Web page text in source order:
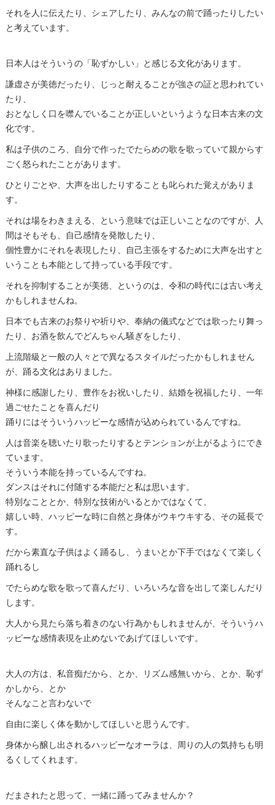
それを人に伝えたり、シェアしたり、みんなの前で踊ったりしたい
と考えています。
日本人はそういうの「恥ずかしい」と感じる文化があります。
謙虚さが美徳だったり、じっと耐えることが強さの証と思われてい
たり、
おとなしく口を噤んでいることが正しいというような日本古来の文
化です。
私は子供のころ、自分で作ったでたらめの歌を歌っていて親からす
ごく怒られたことがあります。
ひとりごとや、大声を出したりすることも叱られた覚えがありま
す。
それは場をわきまえる、という意味では正しいことなのですが、人
間はそもそも、自己感情を発散したり、
個性豊かにそれを表現したり、自己主張をするために大声を出すと
いうことも本能として持っている手段です。
それを抑制することが美徳、というのは、令和の時代には古い考え
かもしれませんね。
日本でも古来のお祭りや祈りや、奉納の儀式などでは歌ったり舞っ
たり、お酒を飲んでどんちゃん騒ぎをしたり、
上流階級と一般の人々とで異なるスタイルだったかもしれません
が、踊る文化はありました。
神様に感謝したり、豊作をお祝いしたり、結婚を祝福したり、一年
過ごせたことを喜んだり
踊りにはそういうハッピーな感情が込められているんですね。
人は音楽を聴いたり歌ったりするとテンションが上がるようにでき
ています。
そういう本能を持っているんですね。
ダンスはそれに付随する本能だと私は思います。
特別なこととか、特別な技術がいるとかではなくて、
嬉しい時、ハッピーな時に自然と身体がウキウキする、その延長で
す。
だから素直な子供はよく踊るし、うまいとか下手ではなくて楽しく
踊れるし
でたらめな歌を歌って喜んだり、いろいろな音を出して楽しんだり
します。
大人から見たら落ち着きのない行為かもしれませんが、そういうハ
ッピーな感情表現を止めないであげてほしいです。
大人の方は、私音痴だから、とか、リズム感無いから、とか、恥ず
かしから、とか
そんなこと言わないで
自由に楽しく体を動かしてほしいと思うんです。
身体から醸し出されるハッピーなオーラは、周りの人の気持ちも明
るくしてくれます。
だまされたと思って、一緒に踊ってみませんか？